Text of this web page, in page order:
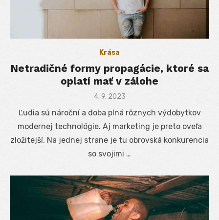
Krása
Netradičné formy propagácie, ktoré sa
oplatí mať v zálohe
Posted
4. 9. 2023
Ľudia sú nároční a doba plná rôznych výdobytkov
modernej technológie. Aj marketing je preto oveľa
zložitejší. Na jednej strane je tu obrovská konkurencia
so svojimi …